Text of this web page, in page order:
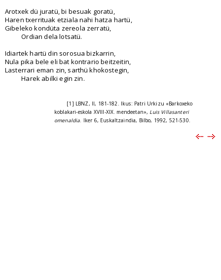
Arotxek dü juratü, bi besuak goratü,
Haren txerrituak etziala nahi hatza hartü,
Gibeleko kondüta zereola zerratü,
Ordian dela lotsatü.
Idiartek hartü din sorosua bizkarrin,
Nula pika bele eli bat kontrario beitzeitin,
Lasterrari eman zin, sarthü khokostegin,
Harek abilki egin zin.
[1] LBNZ, II, 181-182. Ikus: Patri Urkizu «Barkoxeko
koblakari-eskola XVIII-XIX. mendeetan», Luis Villasanteri
omenaldia. Iker 6, Euskaltzaindia, Bilbo, 1992, 521-530.